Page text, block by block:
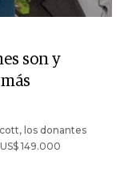
son y
los donantes
149.000